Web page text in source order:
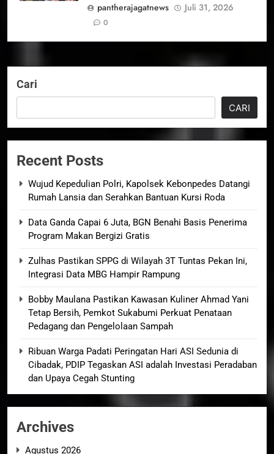
pantherajagatnews
Juli 31, 2026
0
Cari
CARI
Recent Posts
Wujud Kepedulian Polri, Kapolsek Kebonpedes Datangi
Rumah Lansia dan Serahkan Bantuan Kursi Roda
Data Ganda Capai 6 Juta, BGN Benahi Basis Penerima
Program Makan Bergizi Gratis
Zulhas Pastikan SPPG di Wilayah 3T Tuntas Pekan Ini,
Integrasi Data MBG Hampir Rampung
Bobby Maulana Pastikan Kawasan Kuliner Ahmad Yani
Tetap Bersih, Pemkot Sukabumi Perkuat Penataan
Pedagang dan Pengelolaan Sampah
Ribuan Warga Padati Peringatan Hari ASI Sedunia di
Cibadak, PDIP Tegaskan ASI adalah Investasi Peradaban
dan Upaya Cegah Stunting
Archives
Agustus 2026